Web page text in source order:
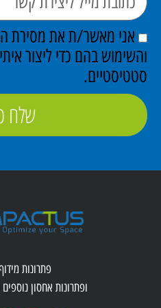
אני מאשר/ת את מסירת
והשימוש בהם כדי ליצור
סטטיסטיים.
שלח
פתרונות
ופתרונות אחסון נוספים